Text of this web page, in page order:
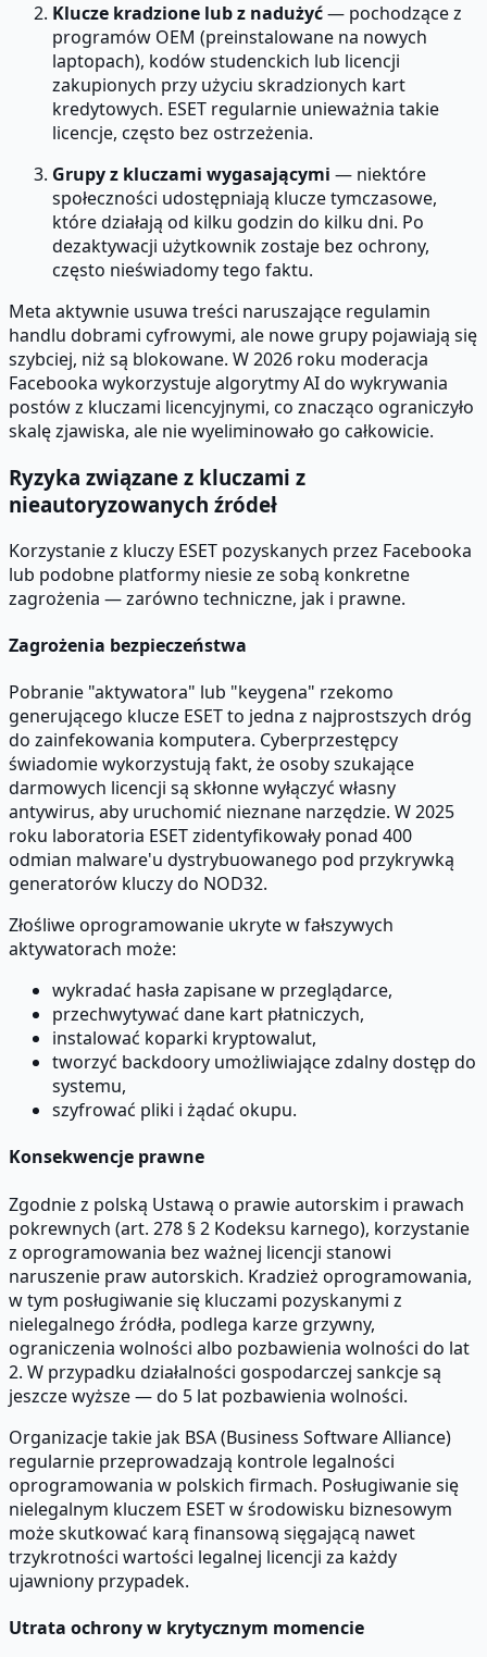
Klucze kradzione lub z nadużyć— pochodzące z
programów OEM (preinstalowane na nowych
laptopach), kodów studenckich lub licencji
zakupionych przy użyciu skradzionych kart
kredytowych. ESET regularnie unieważnia takie
licencje, często bez ostrzeżenia.
Grupy z kluczami wygasającymi — niektóre
społeczności udostępniają klucze tymczasowe,
które działają od kilku godzin do kilku dni. Po
dezaktywacji użytkownik zostaje bez ochrony,
często nieświadomy tego faktu.
Meta aktywnie usuwa treści naruszające regulamin
handlu dobrami cyfrowymi, ale nowe grupy pojawiają się
szybciej, niż są blokowane. W 2026 roku moderacja
Facebooka wykorzystuje algorytmy AI do wykrywania
postów z kluczami licencyjnymi, co znacząco ograniczyło
skalę zjawiska, ale nie wyeliminowało go całkowicie.
Ryzyka związane z kluczami z
nieautoryzowanych źródeł
Korzystanie z kluczy ESET pozyskanych przez Facebooka
lub podobne platformy niesie ze sobą konkretne
zagrożenia — zarówno techniczne, jak i prawne.
Zagrożenia bezpieczeństwa
Pobranie "aktywatora" lub "keygena" rzekomo
generującego klucze ESET to jedna z najprostszych dróg
do zainfekowania komputera. Cyberprzestępcy
świadomie wykorzystują fakt, że osoby szukające
darmowych licencji są skłonne wyłączyć własny
antywirus, aby uruchomić nieznane narzędzie. W 2025
roku laboratoria ESET zidentyfikowały ponad 400
odmian malware'u dystrybuowanego pod przykrywką
generatorów kluczy do NOD32.
Złośliwe oprogramowanie ukryte w fałszywych
aktywatorach może:
wykradać hasła zapisane w przeglądarce,
przechwytywać dane kart płatniczych,
instalować koparki kryptowalut,
tworzyć backdoory umożliwiające zdalny dostęp do
systemu,
szyfrować pliki i żądać okupu.
Konsekwencje prawne
Zgodnie z polską Ustawą o prawie autorskim i prawach
pokrewnych (art. 278 § 2 Kodeksu karnego), korzystanie
z oprogramowania bez ważnej licencji stanowi
naruszenie praw autorskich. Kradzież oprogramowania,
w tym posługiwanie się kluczami pozyskanymi z
nielegalnego źródła, podlega karze grzywny,
ograniczenia wolności albo pozbawienia wolności do lat
2. W przypadku działalności gospodarczej sankcje są
jeszcze wyższe — do 5 lat pozbawienia wolności.
Organizacje takie jak BSA (Business Software Alliance)
regularnie przeprowadzają kontrole legalności
oprogramowania w polskich firmach. Posługiwanie się
nielegalnym kluczem ESET w środowisku biznesowym
może skutkować karą finansową sięgającą nawet
trzykrotności wartości legalnej licencji za każdy
ujawniony przypadek.
Utrata ochrony w krytycznym momencie